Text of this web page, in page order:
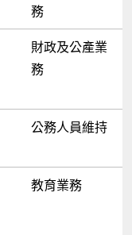
務
財政及公產業
務
公務人員維持
教育業務